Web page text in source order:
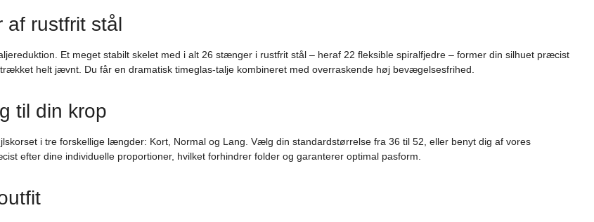
rustfrit stål
Et meget stabilt skelet med i alt 26 stænger i rustfrit stål – heraf 22 fleksible spiralfjedre – former din silhuet præcist
helt jævnt. Du får en dramatisk timeglas-talje kombineret med overraskende høj bevægelsesfrihed.
til din krop
i tre forskellige længder: Kort, Normal og Lang. Vælg din standardstørrelse fra 36 til 52, eller benyt dig af vores
efter dine individuelle proportioner, hvilket forhindrer folder og garanterer optimal pasform.